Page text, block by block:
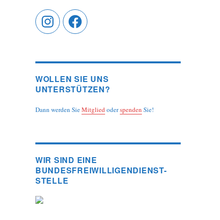
InstagramFacebook
WOLLEN SIE UNS
UNTERSTÜTZEN?
Dann werden SieMitglied oderspenden Sie!
WIR SIND EINE
BUNDESFREIWILLIGENDIENST-
STELLE